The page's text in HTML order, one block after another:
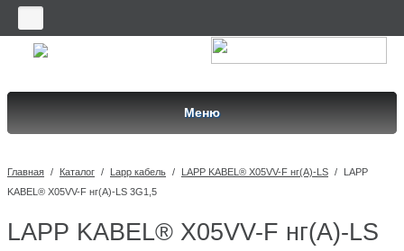
Меню
Главная / Каталог / Lapp кабель / LAPP KABEL® X05VV-F нг(А)-LS /
LAPP
KABEL® X05VV-F нг(А)-LS 3G1,5
LAPP KABEL® X05VV-F нг(А)-LS